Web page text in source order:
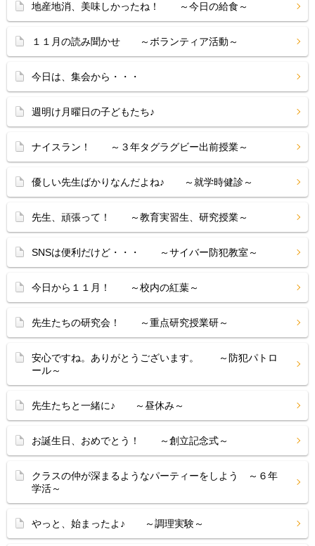
地産地消、美味しかったね！ ～今日の給食～
１１月の読み聞かせ ～ボランティア活動～
今日は、集会から・・・
週明け月曜日の子どもたち♪
ナイスラン！ ～３年タグラグビー出前授業～
優しい先生ばかりなんだよね♪ ～就学時健診～
先生、頑張って！ ～教育実習生、研究授業～
SNSは便利だけど・・・ ～サイバー防犯教室～
今日から１１月！ ～校内の紅葉～
先生たちの研究会！ ～重点研究授業研～
安心ですね。ありがとうございます。 ～防犯パトロ
ール～
先生たちと一緒に♪ ～昼休み～
お誕生日、おめでとう！ ～創立記念式～
クラスの仲が深まるようなパーティーをしよう ～６年
学活～
やっと、始まったよ♪ ～調理実験～